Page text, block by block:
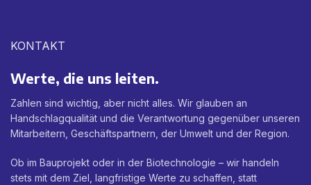
KONTAKT
Werte, die uns leiten.
Zahlen sind wichtig, aber nicht alles. Wir glauben an
Handschlagqualität und die Verantwortung gegenüber unseren
Mitarbeitern, Geschäftspartnern, der Umwelt und der Region.
Ob im Bauprojekt oder in der Biotechnologie – wir handeln
stets mit dem Ziel, langfristige Werte zu schaffen, statt